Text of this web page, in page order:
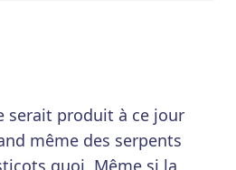
serait produit à ce jour
même des serpents
quoi. Même si la